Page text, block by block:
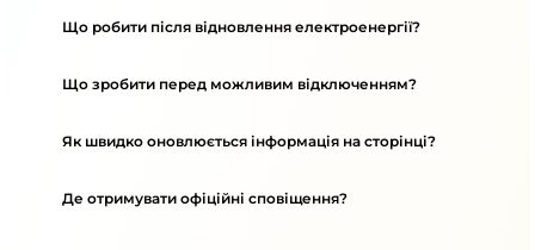
Що робити після відновлення електроенергії?
Що зробити перед можливим відключенням?
Як швидко оновлюється інформація на сторінці?
Де отримувати офіційні сповіщення?